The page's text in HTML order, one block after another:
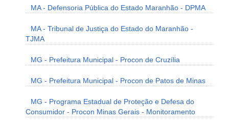
MA - Defensoria Pública do Estado Maranhão - DPMA
MA - Tribunal de Justiça do Estado do Maranhão -
TJMA
MG - Prefeitura Municipal - Procon de Cruzília
MG - Prefeitura Municipal - Procon de Patos de Minas
MG - Programa Estadual de Proteção e Defesa do
Consumidor - Procon Minas Gerais - Monitoramento